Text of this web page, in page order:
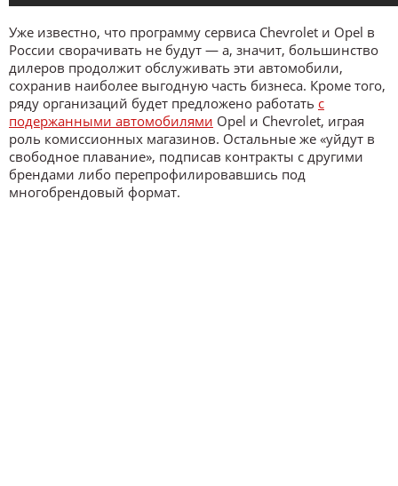
Уже известно, что программу сервиса Chevrolet и Opel в
России сворачивать не будут — а, значит, большинство
дилеров продолжит обслуживать эти автомобили,
сохранив наиболее выгодную часть бизнеса. Кроме того,
ряду организаций будет предложено работать с
подержанными автомобилями Opel и Chevrolet, играя
роль комиссионных магазинов. Остальные же «уйдут в
свободное плавание», подписав контракты с другими
брендами либо перепрофилировавшись под
многобрендовый формат.